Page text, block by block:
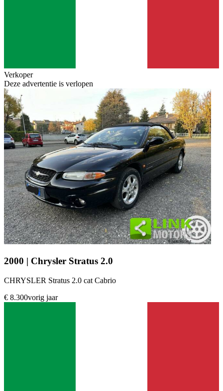
Verkoper
Deze advertentie is verlopen
2000 | Chrysler Stratus 2.0
CHRYSLER Stratus 2.0 cat Cabrio
€ 8.300vorig jaar